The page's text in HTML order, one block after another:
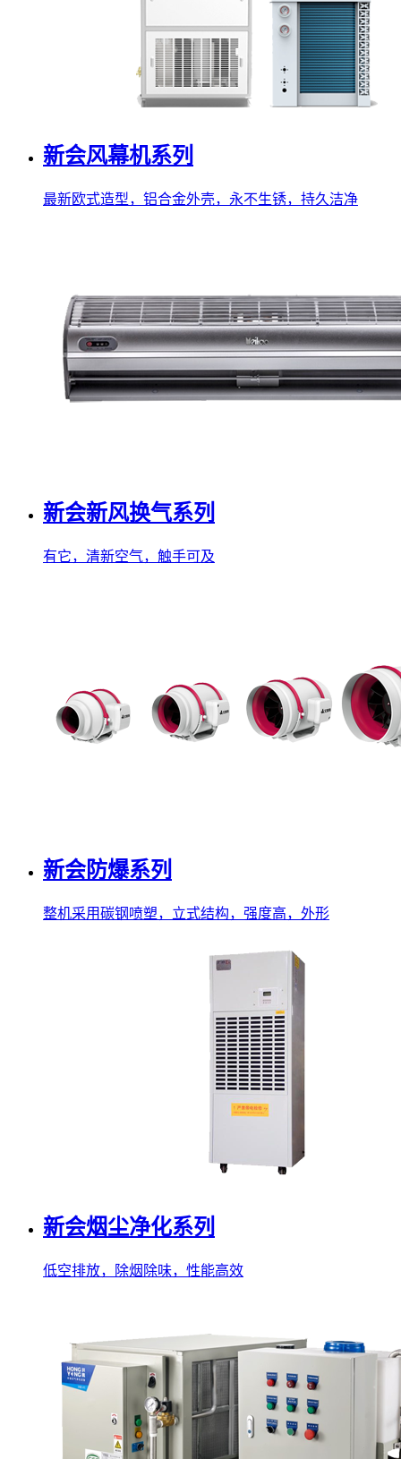
新会风幕机系列
最新欧式造型，铝合金外壳，永不生锈，持久洁净
新会新风换气系列
有它，清新空气，触手可及
新会防爆系列
整机采用碳钢喷塑，立式结构，强度高，外形
新会烟尘净化系列
低空排放，除烟除味，性能高效